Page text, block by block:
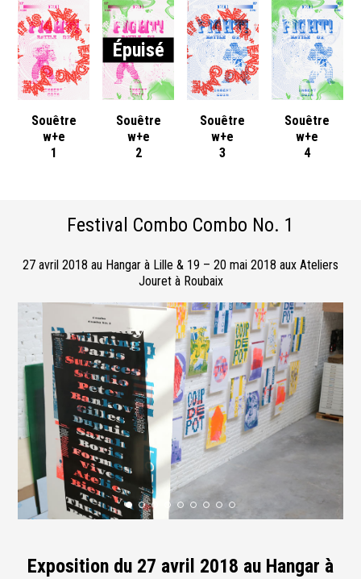
Souêtre
w+e
1
Épuisé
Souêtre
w+e
2
Souêtre
w+e
3
Souêtre
w+e
4
Festival Combo Combo No. 1
27 avril 2018 au Hangar à Lille & 19 – 20 mai 2018 aux Ateliers
Jouret à Roubaix
Exposition du 27 avril 2018 au Hangar à